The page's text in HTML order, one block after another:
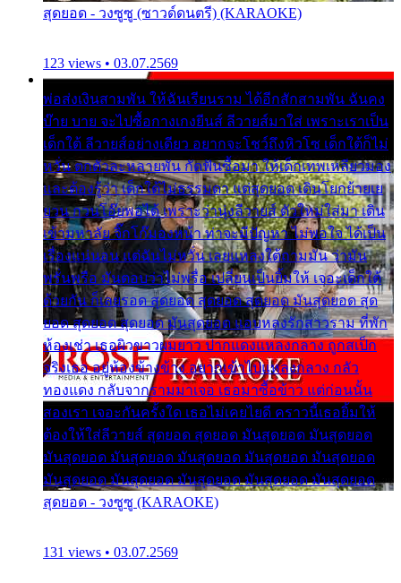
สุดยอด - วงซูซู (ซาวด์ดนตรี) (KARAOKE)
123 views • 03.07.2569
พ่อส่งเงินสามพัน ให้ฉันเรียนราม ได้อีกสักสามพัน ฉันคง
บ๊าย บาย จะไปซื้อกางเกงยีนส์ ลีวายส์มาใส่ เพราะเราเป็น
เด็กใต้ ลีวายส์อย่างเดียว อยากจะโชว์ถึงหิวโซ เด็กใต้ก็ไม่
หวั่น ตกตัวละหลายพัน กัดฟันซื้อมา ให้เด็กเทพเหลียวมอง
และต้องรู้ว่า เด็กใต้ไม่ธรรมดา แต่สุดยอด เดินโยกย้ายเย
ยวน กวนโอ๊ยพอได้ เพราะว่านุ่งลีวายส์ ตัวใหม่ใส่มา เดิน
เข้ามหาลัย จิ๊กโก๊มองหน้า ท่าจะมีปัญหา ไม่พอใจ ได้เป็น
เรื่องแน่นอน แต่ฉันไม่หวั่น เลยแหลงใต้ถามมัน ว่ามัน
พรั่นพรือ มันตอบว่าไม่พรื่อ เปลี่ยนเป็นยิ้มให้ เจอะเด็กใต้
ด้วยกัน ก็เลยรอด สุดยอด สุดยอด สุดยอด มันสุดยอด สุด
ยอด สุดยอด สุดยอด มันสุดยอด แอบหลงรักสาวราม ที่พัก
ห้องเช่า เธอผิวขาวผมยาว ปากแดงแหลงกลาง ถูกสเป็ก
จริงเธอ อยู่ห้องข้างข้าง อยากเข้าไปแหลงกลาง กลัว
ทองแดง กลับจากรามมาเจอ เธอมาซื้อข้าว แต่ก่อนนั้น
สองเรา เจอะกันครั้งใด เธอไม่เคยไยดี คราวนี้เธอยิ้มให้
ต้องให้ใส่ลีวายส์ สุดยอด สุดยอด มันสุดยอด มันสุดยอด
มันสุดยอด มันสุดยอด มันสุดยอด มันสุดยอด มันสุดยอด
มันสุดยอด มันสุดยอด มันสุดยอด มันสุดยอด มันสุดยอด
สุดยอด - วงซูซู (KARAOKE)
131 views • 03.07.2569